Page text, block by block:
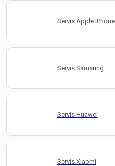
Servis Apple iPhone
Servis Samsung
Servis Huawei
Servis Xiaomi